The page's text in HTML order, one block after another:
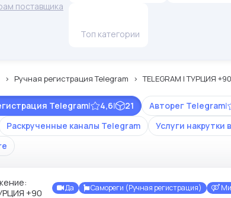
поставщика
Топ категории
Ручная регистрация Telegram TELEGRAM | ТУРЦИЯ
Telegram| 4,6| 21 Авторег Telegram|
Раскрученные каналы Telegram Услуги накрутки
Да Самореги (Ручная регистрация)